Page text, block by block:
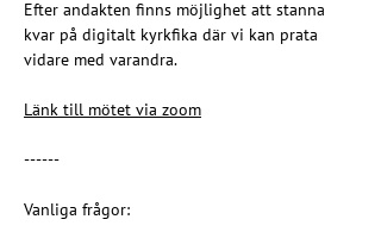
Efter andakten finns möjlighet att stanna
kvar på digitalt kyrkfika där vi kan prata
vidare med varandra.
Länk till mötet via zoom
------
Vanliga frågor: